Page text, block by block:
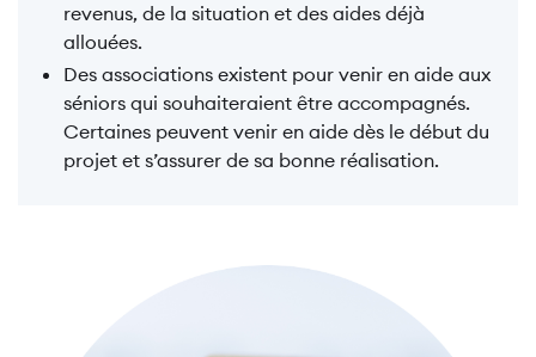
revenus, de la situation et des aides déjà
allouées.
Des associations existent pour venir en aide aux
séniors qui souhaiteraient être accompagnés.
Certaines peuvent venir en aide dès le début du
projet et s’assurer de sa bonne réalisation.